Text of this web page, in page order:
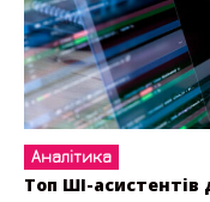
Аналітика
Топ ШІ-